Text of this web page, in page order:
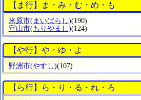
【ま行】ま・み・む・め・も
米原市(まいばらし)(190)
守山市(もりやまし)(124)
【や行】や・ゆ・よ
野洲市(やすし)(107)
【ら行】ら・り・る・れ・ろ